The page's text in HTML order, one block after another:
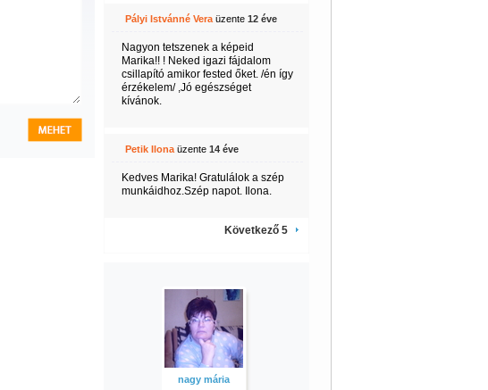
Pályi Istvánné Veraüzente 12 éve
Nagyon tetszenek a képeid
Marika!! ! Neked igazi fájdalom
csillapító amikor fested őket. /én így
érzékelem/ ,Jó egészséget
kívánok.
Petik Ilonaüzente 14 éve
Kedves Marika! Gratulálok a szép
munkáidhoz.Szép napot. Ilona.
Következő 5
nagy mária